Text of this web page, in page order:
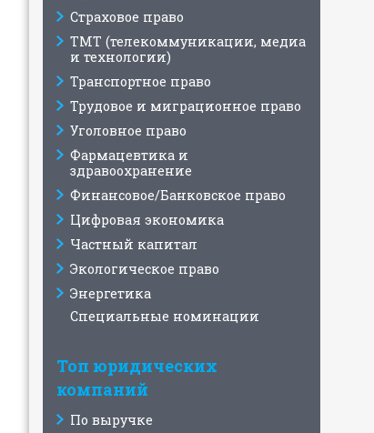
Страховое право
ТМТ (телекоммуникации, медиа
и технологии)
Транспортное право
Трудовое и миграционное право
Уголовное право
Фармацевтика и
здравоохранение
Финансовое/Банковское право
Цифровая экономика
Частный капитал
Экологическое право
Энергетика
Специальные номинации
Топ юридических
компаний
По выручке